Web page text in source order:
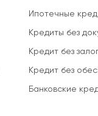
Ипотечные
Кредиты без
Кредит без
Кредит без
Банковские